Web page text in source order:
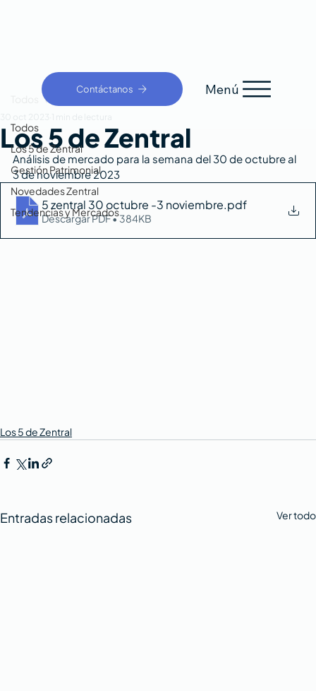
Contáctanos Menú
Todos
Los 5 de Zentral
Gestión Patrimonial
Novedades Zentral
Tendencias y Mercados
Los 5 de Zentral
Análisis de mercado para la semana del 30 de octubre al
3 de noviembre 2023
5 zentral 30 octubre -3 noviembre.pdf
Descargar PDF • 384KB
Los 5 de Zentral
Entradas relacionadas Ver todo